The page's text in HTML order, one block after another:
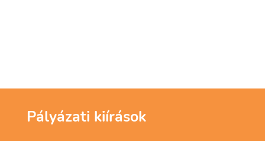
Pályázati kiírások